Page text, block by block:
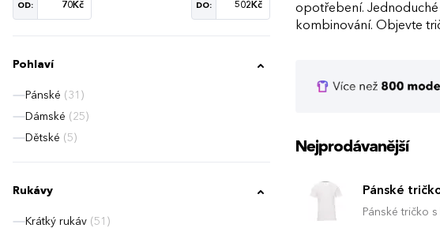
OD: DO:
Pohlaví
Pánské (31)
Dámské (25)
Dětské (5)
Rukávy
Krátký rukáv (51)
opotřebení. Jednoduché
kombinování. Objevte
Nejprodávanější
Pánské
Pánské tričko